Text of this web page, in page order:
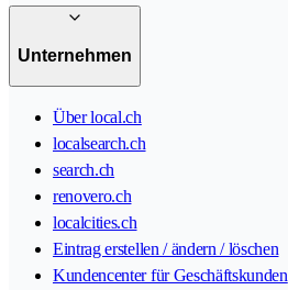
Unternehmen
Über local.ch
localsearch.ch
search.ch
renovero.ch
localcities.ch
Eintrag erstellen / ändern / löschen
Kundencenter für Geschäftskunden